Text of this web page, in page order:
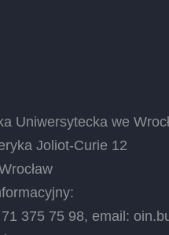
Uniwersytecka we
Joliot-Curie 12
375 75 98, email: